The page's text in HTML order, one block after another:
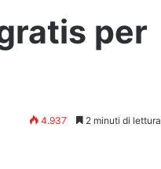
per
4.937 2 minuti di lettura